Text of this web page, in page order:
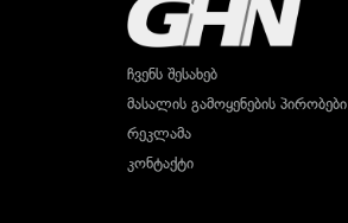
ჩვენს შესახებ
მასალის გამოყენების პირობები
რეკლამა
კონტაქტი